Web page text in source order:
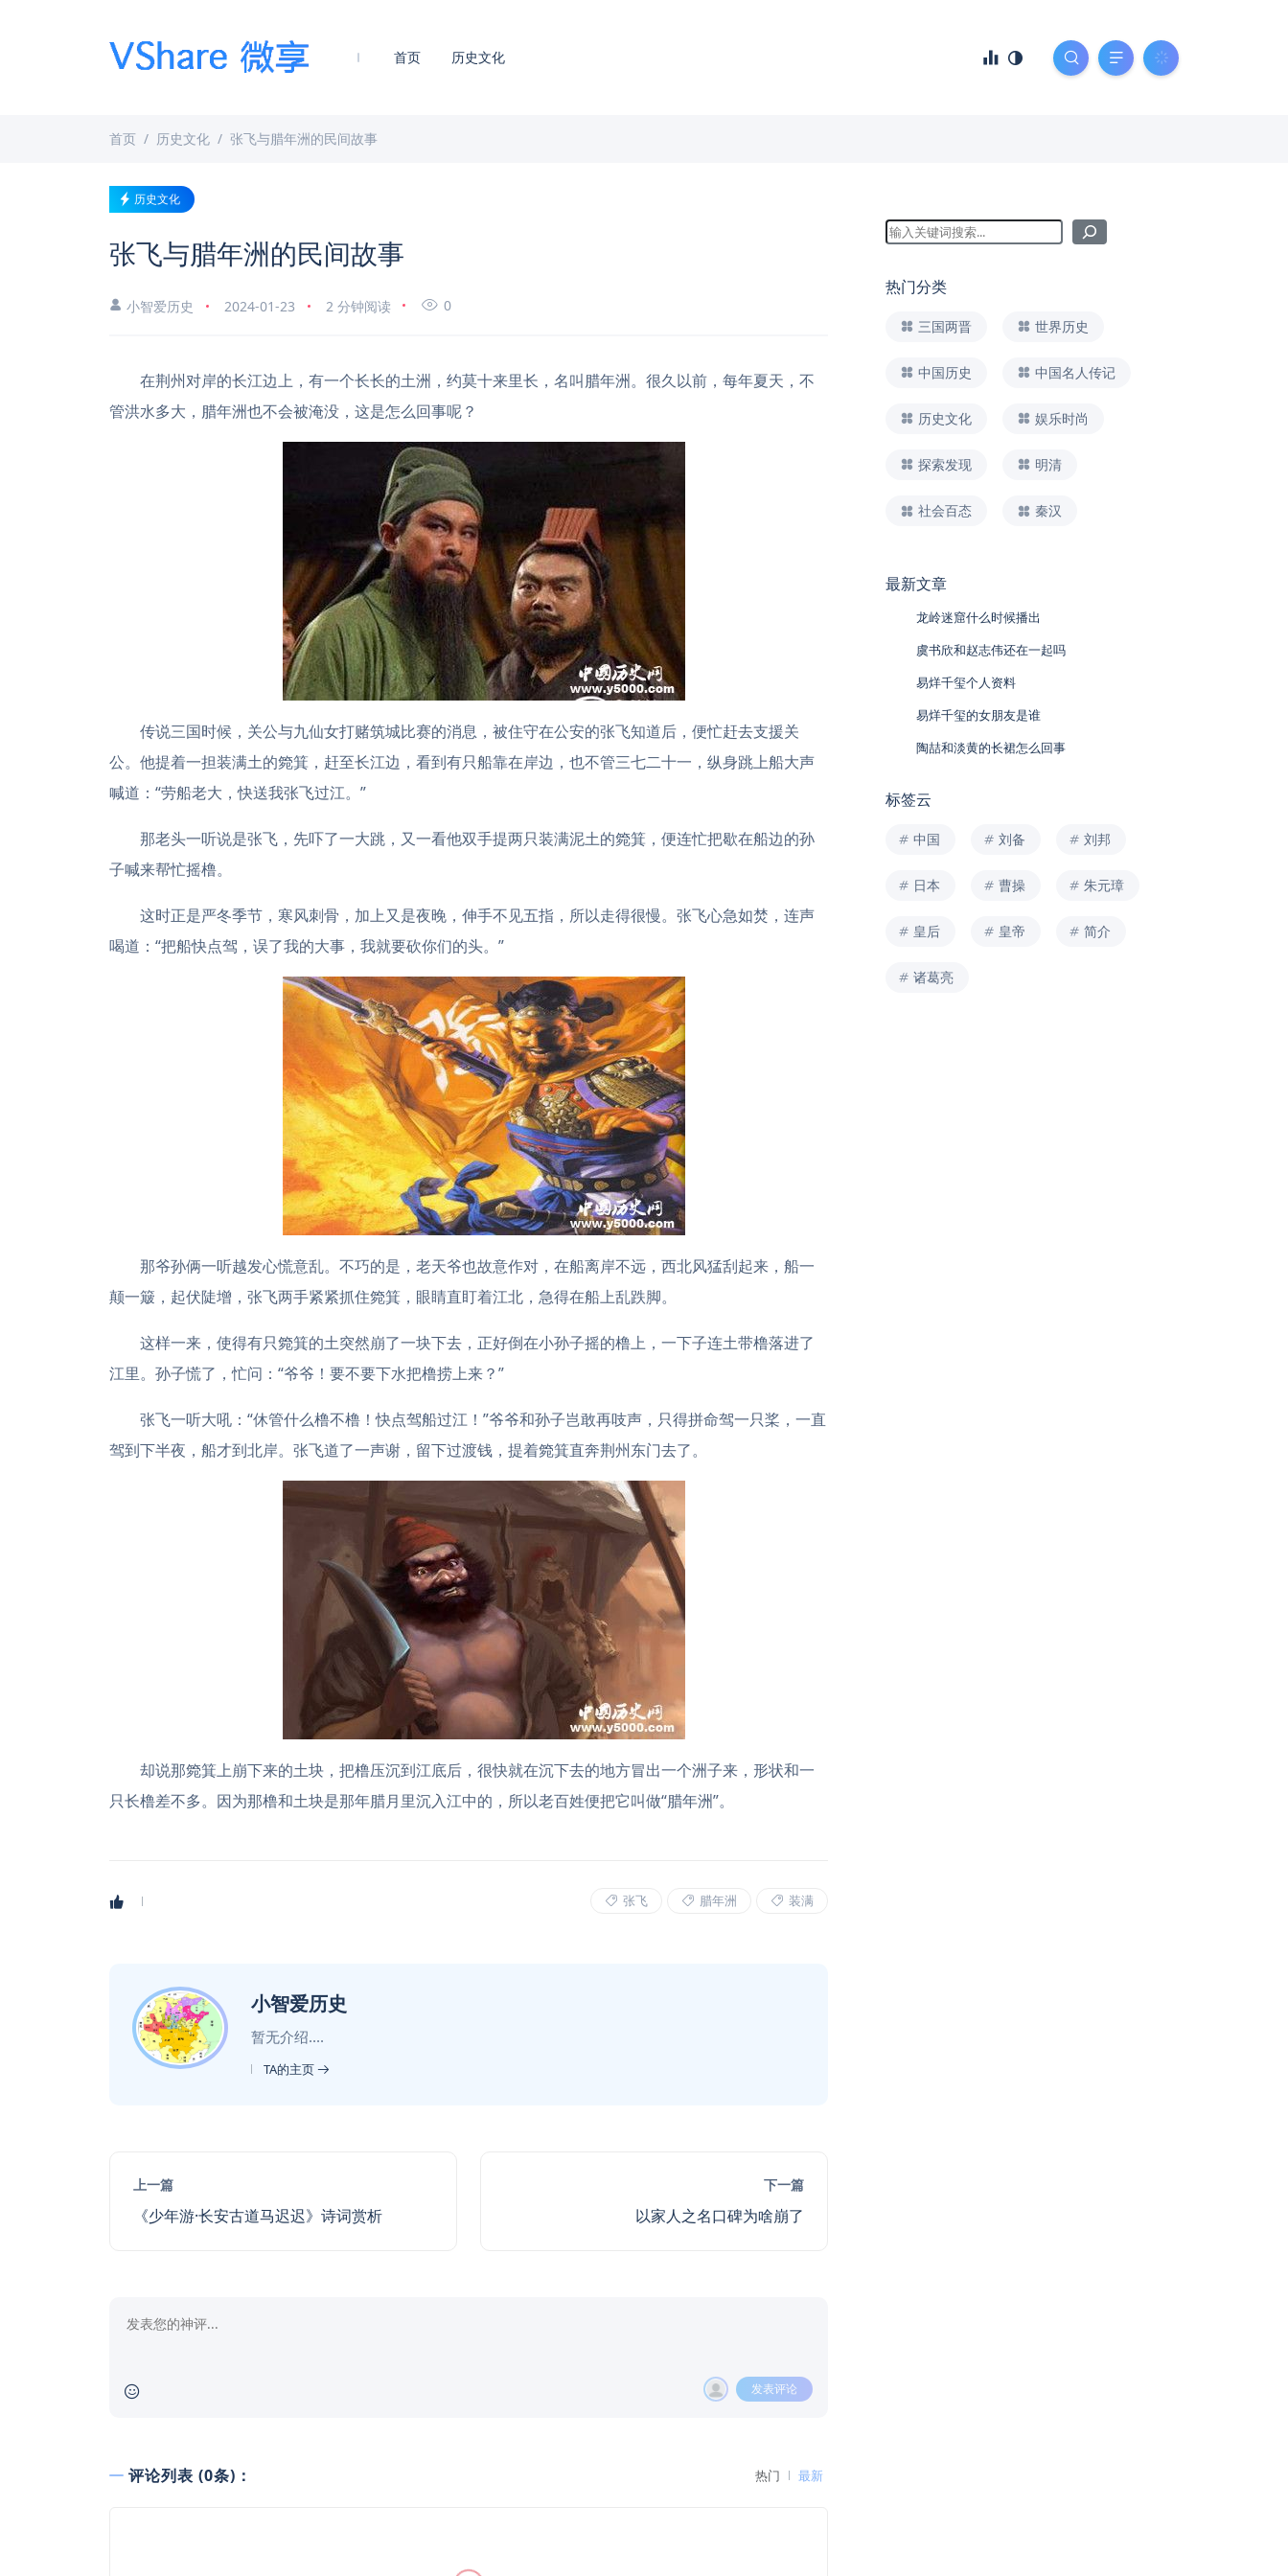
首页 历史文化
首页 历史文化 张飞与腊年洲的民间故事
历史文化
张飞与腊年洲的民间故事
小智爱历史 2024-01-23 2 分钟阅读 0
在荆州对岸的长江边上，有一个长长的土洲，约莫十来里长，名叫腊年洲。很久以前，每年夏天，不
管洪水多大，腊年洲也不会被淹没，这是怎么回事呢？
传说三国时候，关公与九仙女打赌筑城比赛的消息，被住守在公安的张飞知道后，便忙赶去支援关
公。他提着一担装满土的箢箕，赶至长江边，看到有只船靠在岸边，也不管三七二十一，纵身跳上船大声
喊道：“劳船老大，快送我张飞过江。”
那老头一听说是张飞，先吓了一大跳，又一看他双手提两只装满泥土的箢箕，便连忙把歇在船边的孙
子喊来帮忙摇橹。
这时正是严冬季节，寒风刺骨，加上又是夜晚，伸手不见五指，所以走得很慢。张飞心急如焚，连声
喝道：“把船快点驾，误了我的大事，我就要砍你们的头。”
那爷孙俩一听越发心慌意乱。不巧的是，老天爷也故意作对，在船离岸不远，西北风猛刮起来，船一
颠一簸，起伏陡增，张飞两手紧紧抓住箢箕，眼睛直盯着江北，急得在船上乱跌脚。
这样一来，使得有只箢箕的土突然崩了一块下去，正好倒在小孙子摇的橹上，一下子连土带橹落进了
江里。孙子慌了，忙问：“爷爷！要不要下水把橹捞上来？”
张飞一听大吼：“休管什么橹不橹！快点驾船过江！”爷爷和孙子岂敢再吱声，只得拼命驾一只桨，一直
驾到下半夜，船才到北岸。张飞道了一声谢，留下过渡钱，提着箢箕直奔荆州东门去了。
却说那箢箕上崩下来的土块，把橹压沉到江底后，很快就在沉下去的地方冒出一个洲子来，形状和一
只长橹差不多。因为那橹和土块是那年腊月里沉入江中的，所以老百姓便把它叫做“腊年洲”。
张飞 腊年洲 装满
小智爱历史
暂无介绍....
TA的主页
上一篇
《少年游·长安古道马迟迟》诗词赏析
下一篇
以家人之名口碑为啥崩了
发表评论
评论列表 (0条)： 热门 最新
热门分类
三国两晋 世界历史
中国历史 中国名人传记
历史文化 娱乐时尚
探索发现 明清
社会百态 秦汉
最新文章
龙岭迷窟什么时候播出
虞书欣和赵志伟还在一起吗
易烊千玺个人资料
易烊千玺的女朋友是谁
陶喆和淡黄的长裙怎么回事
标签云
中国 刘备 刘邦
日本 曹操 朱元璋
皇后 皇帝 简介
诸葛亮